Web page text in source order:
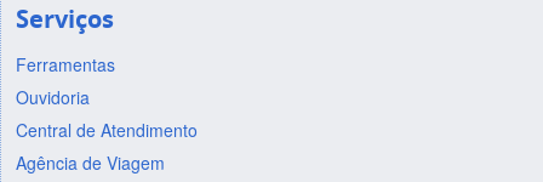
Serviços
Ferramentas
Ouvidoria
Central de Atendimento
Agência de Viagem